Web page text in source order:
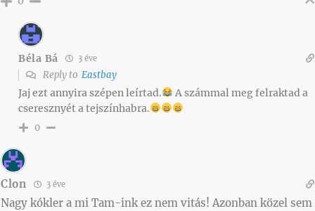
Béla Bá 3 éve
Reply to Eastbay
Jaj ezt annyira szépen leírtad.
A számmal meg felraktad a
cseresznyét a tejszínhabra.
0
Clon 3 éve
Nagy kókler a mi Tam-ink ez nem vitás! Azonban közel sem